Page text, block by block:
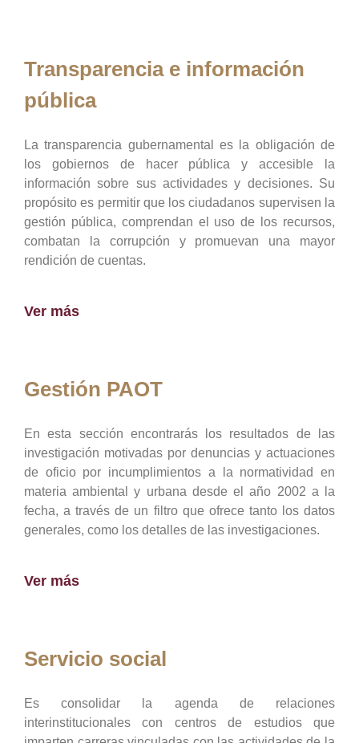
Transparencia e información
pública
La transparencia gubernamental es la obligación de
los gobiernos de hacer pública y accesible la
información sobre sus actividades y decisiones. Su
propósito es permitir que los ciudadanos supervisen la
gestión pública, comprendan el uso de los recursos,
combatan la corrupción y promuevan una mayor
rendición de cuentas.
Ver más
Gestión PAOT
En esta sección encontrarás los resultados de las
investigación motivadas por denuncias y actuaciones
de oficio por incumplimientos a la normatividad en
materia ambiental y urbana desde el año 2002 a la
fecha, a través de un filtro que ofrece tanto los datos
generales, como los detalles de las investigaciones.
Ver más
Servicio social
Es consolidar la agenda de relaciones
interinstitucionales con centros de estudios que